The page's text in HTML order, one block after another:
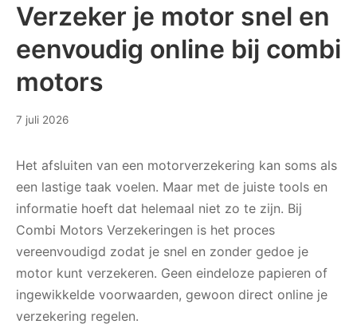
Verzeker je motor snel en
eenvoudig online bij combi
motors
7 juli 202620
Het afsluiten van een motorverzekering kan soms als
een lastige taak voelen. Maar met de juiste tools en
informatie hoeft dat helemaal niet zo te zijn. Bij
Combi Motors Verzekeringen is het proces
vereenvoudigd zodat je snel en zonder gedoe je
motor kunt verzekeren. Geen eindeloze papieren of
ingewikkelde voorwaarden, gewoon direct online je
verzekering regelen.